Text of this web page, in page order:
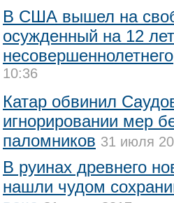
В США вышел на
осужденный на 12
несовершеннолетнего
10:36
Катар обвинил
игнорировании мер
паломников 31 июля
В руинах древнего
нашли чудом